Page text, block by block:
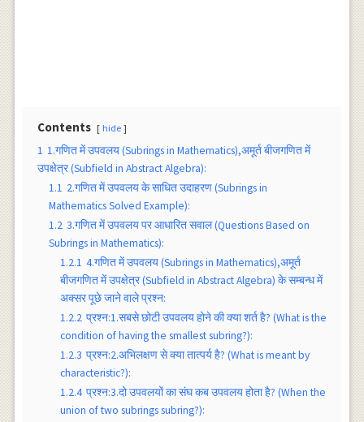
Contents hide
1 1.गणित में उपवलय (Subrings in Mathematics),अमूर्त बीजगणित में
उपक्षेत्र (Subfield in Abstract Algebra):
1.1 2.गणित में उपवलय के साधित उदाहरण (Subrings in
Mathematics Solved Example):
1.2 3.गणित में उपवलय पर आधारित सवाल (Questions Based on
Subrings in Mathematics):
1.2.1 4.गणित में उपवलय (Subrings in Mathematics),अमूर्त
बीजगणित में उपक्षेत्र (Subfield in Abstract Algebra) के सम्बन्ध में
अक्सर पूछे जाने वाले प्रश्न:
1.2.2 प्रश्न:1.सबसे छोटी उपवलय होने की क्या शर्त है? (What is the
condition of having the smallest subring?):
1.2.3 प्रश्न:2.अभिलक्षण से क्या तात्पर्य है? (What is meant by
characteristic?):
1.2.4 प्रश्न:3.दो उपवलयों का संघ कब उपवलय होता है? (When the
union of two subrings subring?):